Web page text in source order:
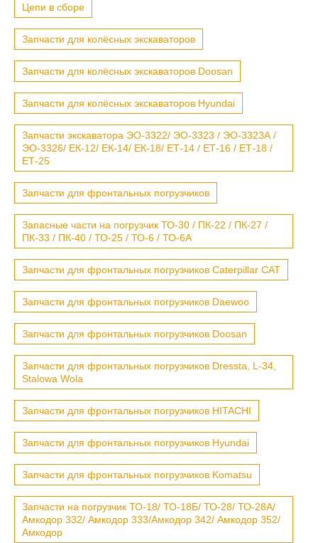
Цепи в сборе
Запчасти для колёсных экскаваторов
Запчасти для колёсных экскаваторов Doosan
Запчасти для колёсных экскаваторов Hyundai
Запчасти экскаватора ЭО-3322/ ЭО-3323 / ЭО-3323А /
ЭО-3326/ ЕК-12/ ЕК-14/ ЕК-18/ ЕТ-14 / ЕТ-16 / ЕТ-18 /
ЕТ-25
Запчасти для фронтальных погрузчиков
Запасные части на погрузчик ТО-30 / ПК-22 / ПК-27 /
ПК-33 / ПК-40 / ТО-25 / ТО-6 / ТО-6А
Запчасти для фронтальных погрузчиков Caterpillar CAT
Запчасти для фронтальных погрузчиков Daewoo
Запчасти для фронтальных погрузчиков Doosan
Запчасти для фронтальных погрузчиков Dressta, L-34,
Stalowa Wola
Запчасти для фронтальных погрузчиков HITACHI
Запчасти для фронтальных погрузчиков Hyundai
Запчасти для фронтальных погрузчиков Komatsu
Запчасти на погрузчик ТО-18/ ТО-18Б/ ТО-28/ ТО-28А/
Амкодор 332/ Амкодор 333/Амкодор 342/ Амкодор 352/
Амкодор